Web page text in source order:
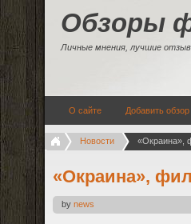
Обзоры
Личные мнения, лучшие
О сайте Добавить обзор
Новости «Окраина»,
«Окраина»,
by news